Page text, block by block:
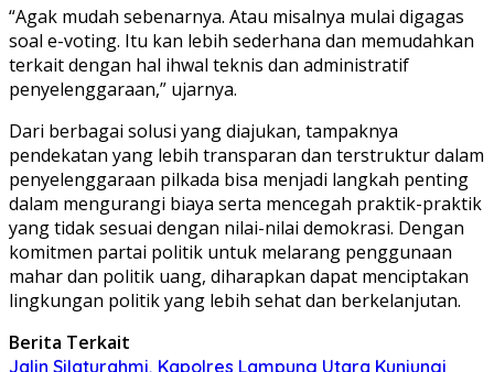
“Agak mudah sebenarnya. Atau misalnya mulai digagas
soal e-voting. Itu kan lebih sederhana dan memudahkan
terkait dengan hal ihwal teknis dan administratif
penyelenggaraan,” ujarnya.
Dari berbagai solusi yang diajukan, tampaknya
pendekatan yang lebih transparan dan terstruktur dalam
penyelenggaraan pilkada bisa menjadi langkah penting
dalam mengurangi biaya serta mencegah praktik-praktik
yang tidak sesuai dengan nilai-nilai demokrasi. Dengan
komitmen partai politik untuk melarang penggunaan
mahar dan politik uang, diharapkan dapat menciptakan
lingkungan politik yang lebih sehat dan berkelanjutan.
Berita Terkait
Jalin Silaturahmi, Kapolres Lampung Utara Kunjungi